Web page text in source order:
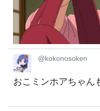
@kokonosoken
おこミンホアちゃん